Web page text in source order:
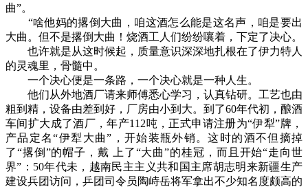
曲”。
“啥他妈的撂倒大曲，咱这酒怎么能是这名声，咱是要出
大曲。但不是撂倒大曲！烧酒工人们纷纷嚷着，下定了决心。
也许就是从这时候起，质量意识深深地扎根在了伊力特人
的灵魂里，骨髓中。
一个决心便是一条路，一个决心就是一种人生。
他们从外地酒厂请来师傅悉心学习，认真钻研。工艺也由
粗到精，设备由差到好，厂房由小到大。到了60年代初，酿酒
车间扩大成了酒厂，年产112吨，正式申请注册为“伊犁”牌，
产品定名“伊犁大曲”，开始装瓶外销。这时的酒不但摘掉
了“撂倒”的帽子，戴 上了“大曲”的桂冠，而且开始“走向世
界”：50年代未，越南民主主义共和国主席胡志明来新疆生产
建设兵团访问，乒团司令员陶峙岳将军拿出不少知名度颇高的